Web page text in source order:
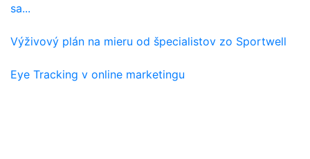
sa...
Výživový plán na mieru od špecialistov zo Sportwell
Eye Tracking v online marketingu